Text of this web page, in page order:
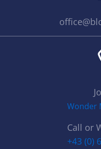
Wonder
Call or
+43 (0)